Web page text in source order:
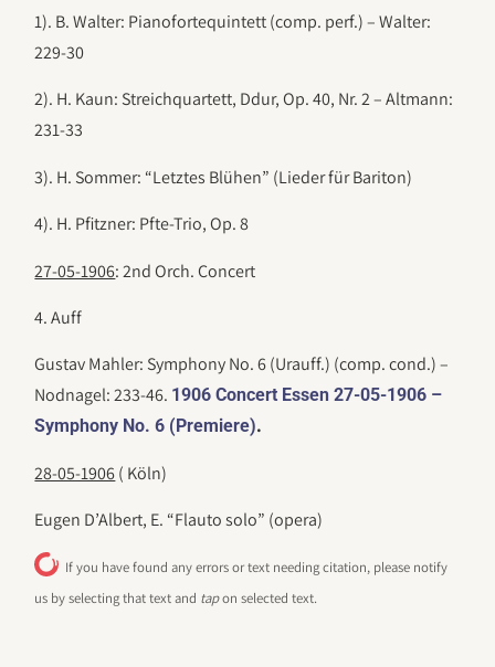
1). B. Walter: Pianofortequintett (comp. perf.) – Walter:
229-30
2). H. Kaun: Streichquartett, Ddur, Op. 40, Nr. 2 – Altmann:
231-33
3). H. Sommer: “Letztes Blühen” (Lieder für Bariton)
4). H. Pfitzner: Pfte-Trio, Op. 8
27-05-1906: 2nd Orch. Concert
4. Auff
Gustav Mahler: Symphony No. 6 (Urauff.) (comp. cond.) –
Nodnagel: 233-46. 1906 Concert Essen 27-05-1906 –
Symphony No. 6 (Premiere).
28-05-1906( Köln)
Eugen D’Albert, E. “Flauto solo” (opera)
If you have found any errors or text needing citation, please notify
us by selecting that text and tapon selected text.